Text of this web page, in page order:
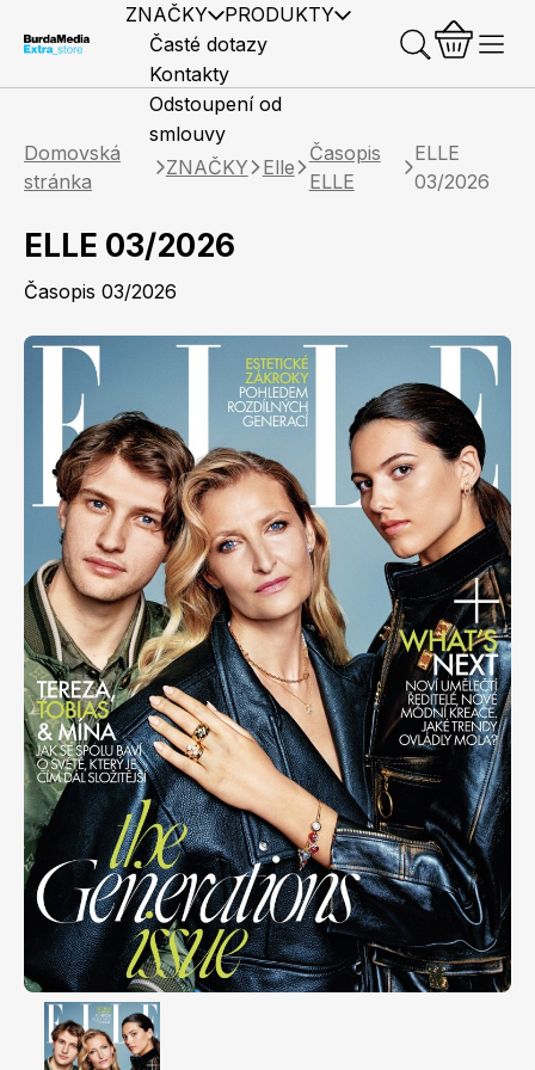
ZNAČKY PRODUKTY
Marianne
Apetit
Svět ženy
Elle Decoration
Marianne Bydlení
Marianne Venkov & styl
Knihy Merch
Časté dotazy
Kontakty
Odstoupení od
smlouvy
Domovská
stránka
ZNAČKY Elle
Časopis
ELLE
ELLE
03/2026
ELLE 03/2026
Časopis 03/2026